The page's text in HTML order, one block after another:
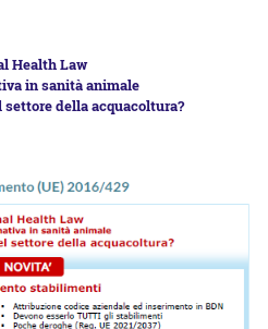
Health Law
in sanità animale
settore della acquacoltura?